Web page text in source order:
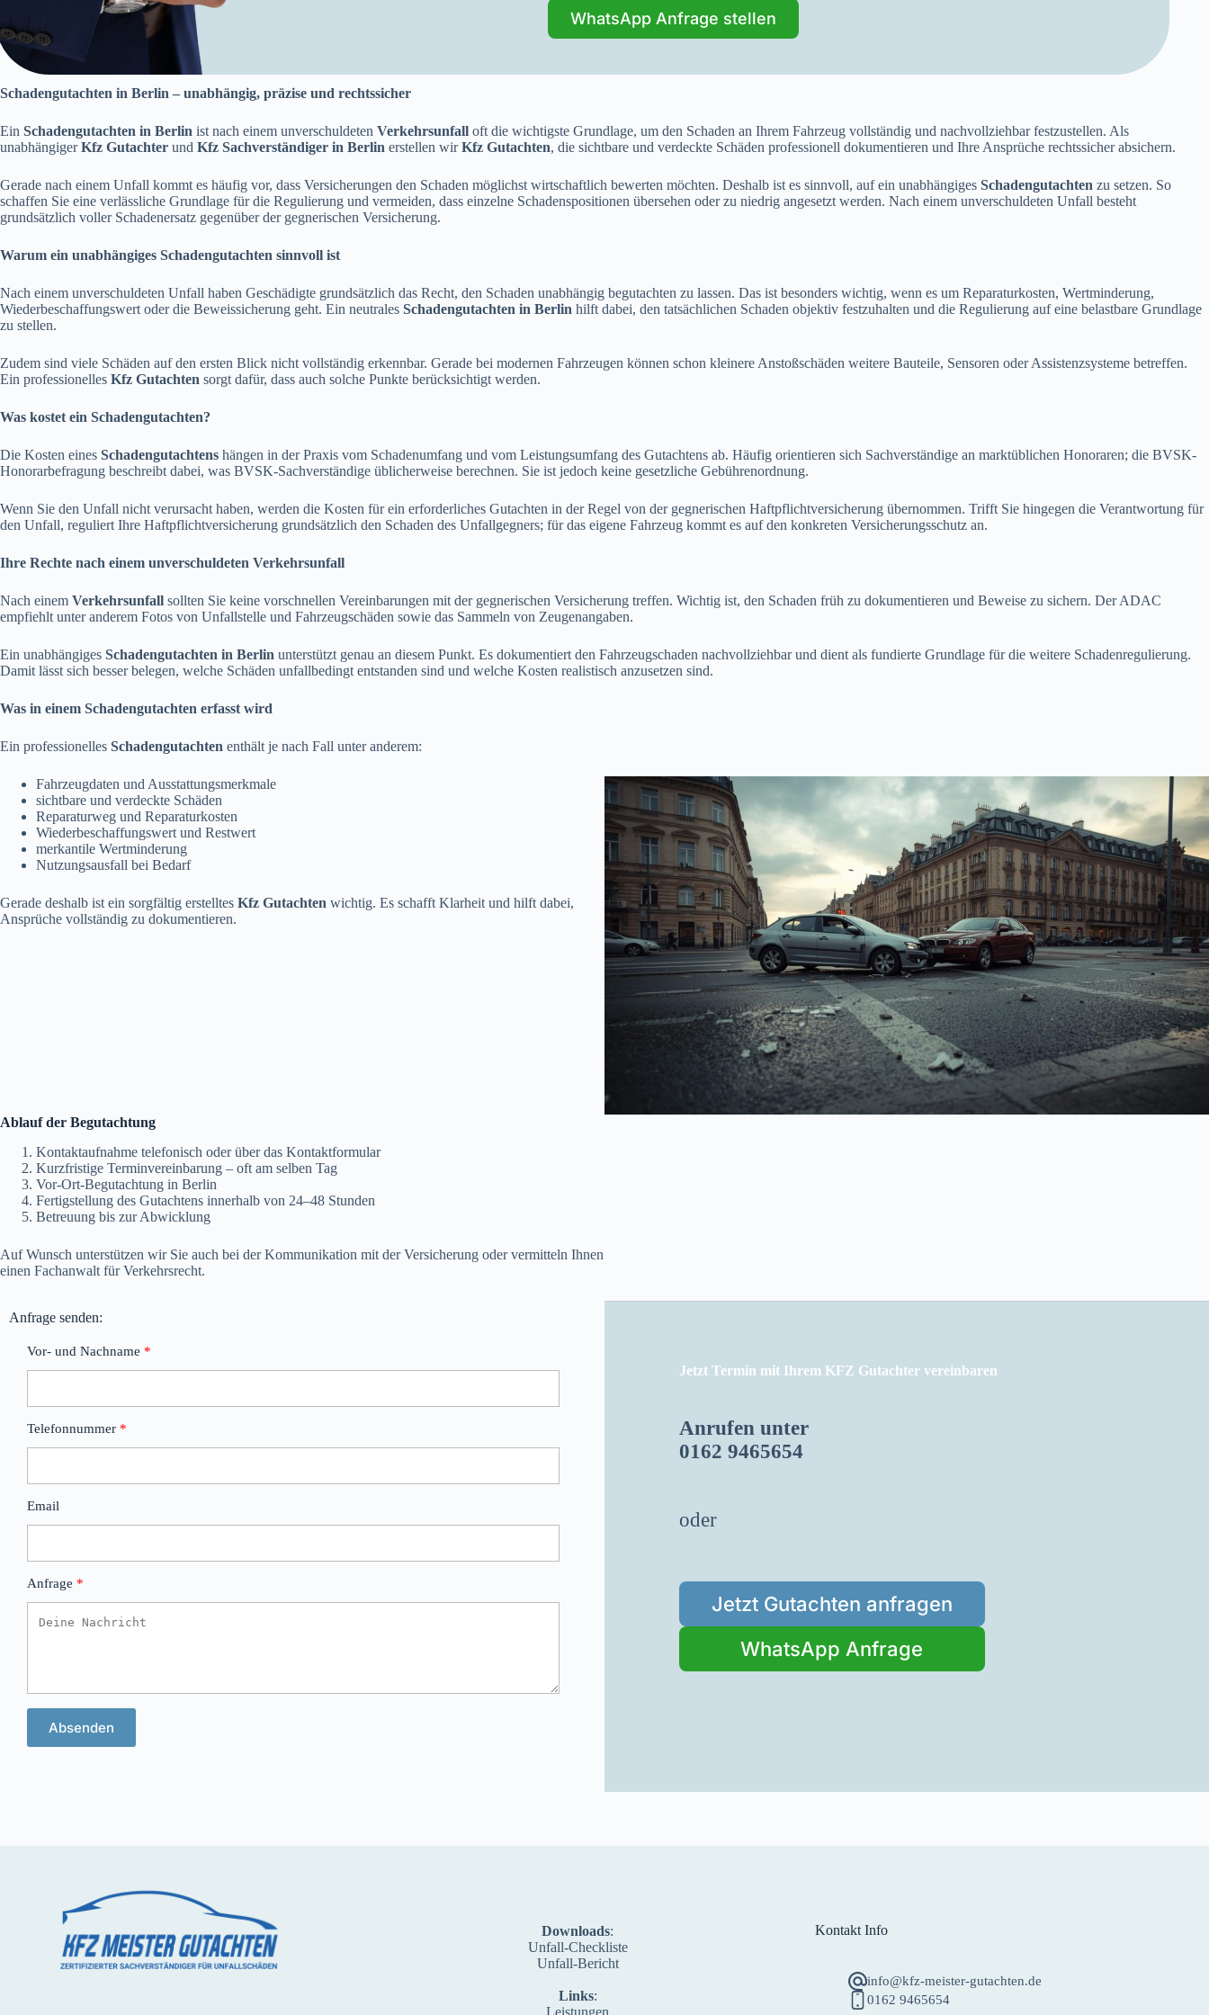
WhatsApp Anfrage stellen
Schadengutachten in Berlin – unabhängig, präzise und rechtssicher
Ein Schadengutachten in Berlin ist nach einem unverschuldeten Verkehrsunfall oft die wichtigste Grundlage, um den Schaden an Ihrem Fahrzeug vollständig und nachvollziehbar festzustellen. Als
unabhängigerKfz Gutachter und Kfz Sachverständiger in Berlin erstellen wirKfz Gutachten, die sichtbare und verdeckte Schäden professionell dokumentieren und Ihre Ansprüche rechtssicher absichern.
Gerade nach einem Unfall kommt es häufig vor, dass Versicherungen den Schaden möglichst wirtschaftlich bewerten möchten. Deshalb ist es sinnvoll, auf ein unabhängiges Schadengutachten zu setzen. So
schaffen Sie eine verlässliche Grundlage für die Regulierung und vermeiden, dass einzelne Schadenspositionen übersehen oder zu niedrig angesetzt werden. Nach einem unverschuldeten Unfall besteht
grundsätzlich voller Schadenersatz gegenüber der gegnerischen Versicherung.
Warum ein unabhängiges Schadengutachten sinnvoll ist
Nach einem unverschuldeten Unfall haben Geschädigte grundsätzlich das Recht, den Schaden unabhängig begutachten zu lassen. Das ist besonders wichtig, wenn es um Reparaturkosten, Wertminderung,
Wiederbeschaffungswert oder die Beweissicherung geht. Ein neutrales Schadengutachten in Berlin hilft dabei, den tatsächlichen Schaden objektiv festzuhalten und die Regulierung auf eine belastbare Grundlage
zu stellen.
Zudem sind viele Schäden auf den ersten Blick nicht vollständig erkennbar. Gerade bei modernen Fahrzeugen können schon kleinere Anstoßschäden weitere Bauteile, Sensoren oder Assistenzsysteme betreffen.
Ein professionelles Kfz Gutachten sorgt dafür, dass auch solche Punkte berücksichtigt werden.
Was kostet ein Schadengutachten?
Die Kosten eines Schadengutachtens hängen in der Praxis vom Schadenumfang und vom Leistungsumfang des Gutachtens ab. Häufig orientieren sich Sachverständige an marktüblichen Honoraren; die BVSK-
Honorarbefragung beschreibt dabei, was BVSK-Sachverständige üblicherweise berechnen. Sie ist jedoch keine gesetzliche Gebührenordnung.
Wenn Sie den Unfall nicht verursacht haben, werden die Kosten für ein erforderliches Gutachten in der Regel von der gegnerischen Haftpflichtversicherung übernommen. Trifft Sie hingegen die Verantwortung für
den Unfall, reguliert Ihre Haftpflichtversicherung grundsätzlich den Schaden des Unfallgegners; für das eigene Fahrzeug kommt es auf den konkreten Versicherungsschutz an.
Ihre Rechte nach einem unverschuldeten Verkehrsunfall
Nach einem Verkehrsunfall sollten Sie keine vorschnellen Vereinbarungen mit der gegnerischen Versicherung treffen. Wichtig ist, den Schaden früh zu dokumentieren und Beweise zu sichern. Der ADAC
empfiehlt unter anderem Fotos von Unfallstelle und Fahrzeugschäden sowie das Sammeln von Zeugenangaben.
Ein unabhängiges Schadengutachten in Berlin unterstützt genau an diesem Punkt. Es dokumentiert den Fahrzeugschaden nachvollziehbar und dient als fundierte Grundlage für die weitere Schadenregulierung.
Damit lässt sich besser belegen, welche Schäden unfallbedingt entstanden sind und welche Kosten realistisch anzusetzen sind.
Was in einem Schadengutachten erfasst wird
Ein professionelles Schadengutachten enthält je nach Fall unter anderem:
Fahrzeugdaten und Ausstattungsmerkmale
sichtbare und verdeckte Schäden
Reparaturweg und Reparaturkosten
Wiederbeschaffungswert und Restwert
merkantile Wertminderung
Nutzungsausfall bei Bedarf
Gerade deshalb ist ein sorgfältig erstelltes Kfz Gutachten wichtig. Es schafft Klarheit und hilft dabei,
Ansprüche vollständig zu dokumentieren.
Ablauf der Begutachtung
Kontaktaufnahme telefonisch oder über das Kontaktformular
Kurzfristige Terminvereinbarung – oft am selben Tag
Vor-Ort-Begutachtung in Berlin
Fertigstellung des Gutachtens innerhalb von 24–48 Stunden
Betreuung bis zur Abwicklung
Auf Wunsch unterstützen wir Sie auch bei der Kommunikation mit der Versicherung oder vermitteln Ihnen
einen Fachanwalt für Verkehrsrecht.
Anfrage senden:
Vor- und Nachname
Telefonnummer
Email
Anfrage
Absenden
Jetzt Termin mit Ihrem KFZ Gutachter vereinbaren
Anrufen unter
0162 9465654
oder
Jetzt Gutachten anfragen
WhatsApp Anfrage
Downloads:
Unfall-Checkliste
Unfall-Bericht
Links:
Leistungen
Kontakt Info
info@kfz-meister-gutachten.de
0162 9465654